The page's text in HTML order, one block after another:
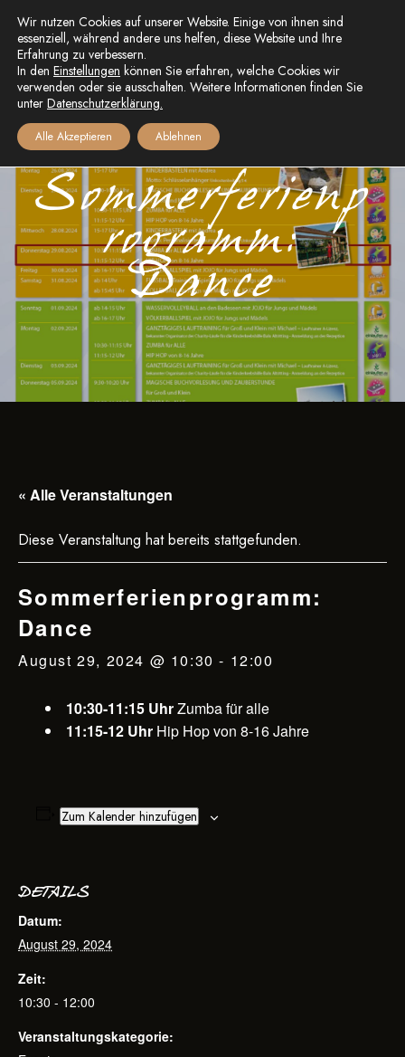
Sommerferienp
rogramm:
Dance
« Alle Veranstaltungen
Diese Veranstaltung hat bereits stattgefunden.
Sommerferienprogramm:
Dance
August 29, 2024 @ 10:30 - 12:00
10:30-11:15 UhrZumba für alle
11:15-12 Uhr Hip Hop von 8-16 Jahre
Zum Kalender hinzufügen
DETAILS
Datum:
August 29, 2024
Zeit:
10:30 - 12:00
Veranstaltungskategorie:
Wir nutzen Cookies auf unserer Website. Einige von ihnen sind
essenziell, während andere uns helfen, diese Website und Ihre
Erfahrung zu verbessern.
In den Einstellungen können Sie erfahren, welche Cookies wir
verwenden oder sie ausschalten. Weitere Informationen finden Sie
unter Datenschutzerklärung.
Alle Akzeptieren Ablehnen